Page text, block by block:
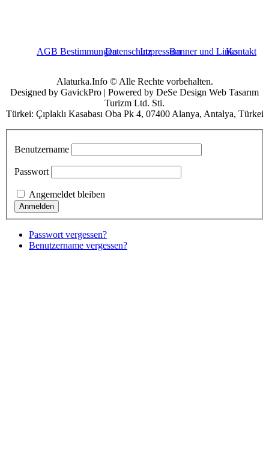
AGB BestimmungenDatenschutzImpressumBanner und LinksKontakt
Alaturka.Info © Alle Rechte vorbehalten.
Designed by GavickPro | Powered by DeSe Design Web Tasarım
Turizm Ltd. Sti.
Türkei: Çıplaklı Kasabası Oba Pk 4, 07400 Alanya, Antalya, Türkei
Benutzername
Passwort
Angemeldet bleiben
Passwort vergessen?
Benutzername vergessen?